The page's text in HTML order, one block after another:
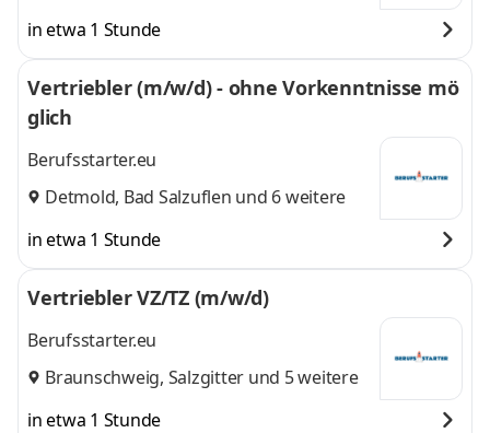
in etwa 1 Stunde
Vertriebler (m/w/d) - ohne Vorkenntnisse mö
glich
Berufsstarter.eu
Detmold, Bad Salzuflen und 6 weitere
in etwa 1 Stunde
Vertriebler VZ/TZ (m/w/d)
Berufsstarter.eu
Braunschweig, Salzgitter und 5 weitere
in etwa 1 Stunde